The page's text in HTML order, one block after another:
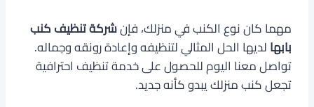
مهما كان نوع الكنب في منزلك، فإنشركة تنظيف كنب
بابهالديها الحل المثالي لتنظيفه وإعادة رونقه وجماله.
تواصل معنا اليوم للحصول على خدمة تنظيف احترافية
تجعل كنب منزلك يبدو كأنه جديد.